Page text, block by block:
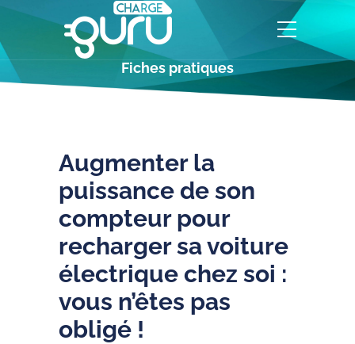
Fiches pratiques
Augmenter la
puissance de son
compteur pour
recharger sa voiture
électrique chez soi :
vous n’êtes pas
obligé !